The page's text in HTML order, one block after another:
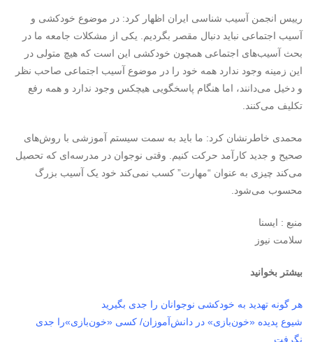
رییس انجمن آسیب شناسی ایران اظهار کرد: در موضوع خودکشی و
آسیب اجتماعی نباید دنبال مقصر بگردیم. یکی از مشکلات جامعه ما در
بحث آسیب‌های اجتماعی همچون خودکشی این است که هیچ متولی در
این زمینه وجود ندارد همه خود را در موضوع آسیب اجتماعی صاحب نظر
و دخیل می‌دانند، اما هنگام پاسخگویی هیچکس وجود ندارد و همه رفع
تکلیف می‌کنند.
محمدی خاطرنشان کرد: ما باید به سمت سیستم آموزشی با روش‌های
صحیح و جدید کارآمد حرکت کنیم. وقتی نوجوان در مدرسه‌ای که تحصیل
می‌کند چیزی به عنوان “مهارت” کسب نمی‌کند خود یک آسیب بزرگ
محسوب می‌شود.
منبع : ایسنا
سلامت نیوز
بیشتر بخوانید
هر گونه تهدید به خودکشی نوجوانان را جدی بگیرید
شیوع پدیده «خون‌بازی» در دانش‌آموزان/ کسی «خون‌بازی»را جدی
نگرفت